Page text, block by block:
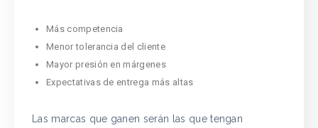
Más competencia
Menor tolerancia del cliente
Mayor presión en márgenes
Expectativas de entrega más altas
Las marcas que ganen serán las que tengan